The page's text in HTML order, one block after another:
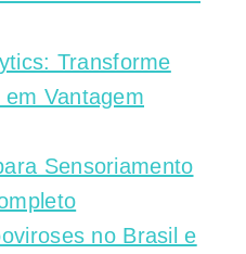
Transforme
Vantagem
Sensoriamento
no Brasil e